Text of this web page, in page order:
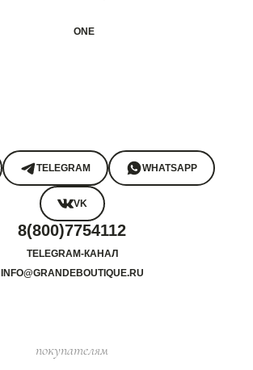
ONE
TELEGRAM WHATSAPP
VK
8(800)7754112
TELEGRAM-КАНАЛ
INFO@GRANDEBOUTIQUE.RU
покупателям